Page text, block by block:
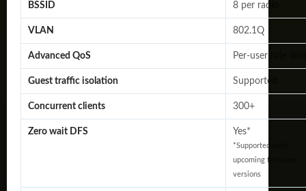
BSSID 8 per radio
VLAN 802.1Q
Advanced QoS Per-user rate
Guest traffic isolation Supported
Concurrent clients 300+
Zero wait DFS Yes*
*Supported with
upcoming firmware
versions